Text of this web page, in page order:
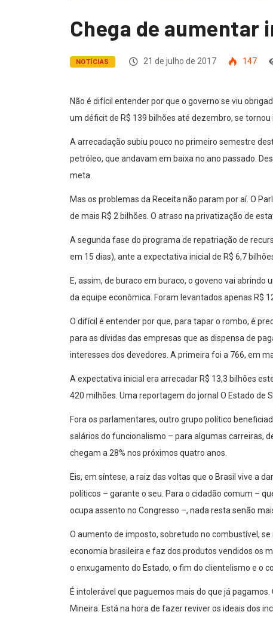
Chega de aumentar
NOTÍCIAS 21 de julho de 2017 147
Não é difícil entender por que o governo se viu
um déficit de R$ 139 bilhões até dezembro, se tornou
A arrecadação subiu pouco no primeiro semestre
petróleo, que andavam em baixa no ano passado.
meta.
Mas os problemas da Receita não param por aí. O
de mais R$ 2 bilhões. O atraso na privatização de
A segunda fase do programa de repatriação de
em 15 dias), ante a expectativa inicial de R$ 6,7
E, assim, de buraco em buraco, o goveno vai
da equipe econômica. Foram levantados apenas R$
O difícil é entender por que, para tapar o rombo, é
para as dívidas das empresas que as dispensa de
interesses dos devedores. A primeira foi a 766, em
A expectativa inicial era arrecadar R$ 13,3 bilhões
420 milhões. Uma reportagem do jornal O Estado de
Fora os parlamentares, outro grupo político
salários do funcionalismo – para algumas carreiras,
chegam a 28% nos próximos quatro anos.
Eis, em síntese, a raiz das voltas que o Brasil vive a
políticos – garante o seu. Para o cidadão comum –
ocupa assento no Congresso –, nada resta senão
O aumento de imposto, sobretudo no combustível,
economia brasileira e faz dos produtos vendidos os
o enxugamento do Estado, o fim do clientelismo e o
É intolerável que paguemos mais do que já
Mineira. Está na hora de fazer reviver os ideais dos